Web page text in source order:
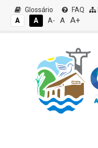
Glossário FAQ
A
A A- A A+